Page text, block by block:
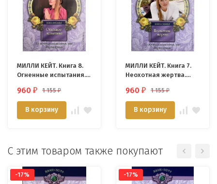
МИЛЛИ КЕЙТ. Книга 8.
Огненные испытания.
960 ₽ 1 155₽
В корзину
МИЛЛИ КЕЙТ. Книга 7.
Неохотная жертва.
960 ₽ 1 155₽
В корзину
С этим товаром также покупают
-17% -17%